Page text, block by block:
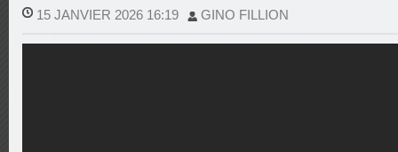
15 JANVIER 2026 16:19 GINO FILLION